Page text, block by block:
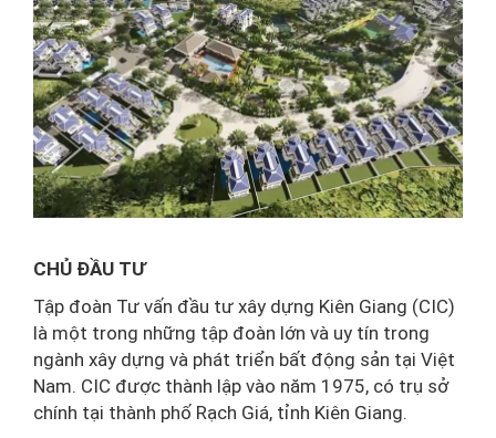
CHỦ ĐẦU TƯ
Tập đoàn Tư vấn đầu tư xây dựng Kiên Giang (CIC)
là một trong những tập đoàn lớn và uy tín trong
ngành xây dựng và phát triển bất động sản tại Việt
Nam. CIC được thành lập vào năm 1975, có trụ sở
chính tại thành phố Rạch Giá, tỉnh Kiên Giang.